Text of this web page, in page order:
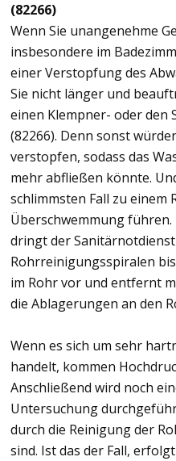
(82266)
Wenn Sie unangenehme
insbesondere im
einer Verstopfung des
Sie nicht länger und
einen Klempner- oder
(82266). Denn sonst
verstopfen, sodass das
mehr abfließen könnte.
schlimmsten Fall zu einem
Überschwemmung
dringt der
Rohrreinigungsspiralen
im Rohr vor und entfernt
die Ablagerungen an den
Wenn es sich um sehr
handelt, kommen
Anschließend wird noch
Untersuchung
durch die Reinigung der
sind. Ist das der Fall,